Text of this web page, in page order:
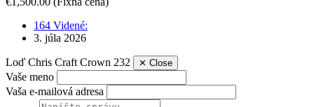
164 Videné:
3. júla 2026
Loď Chris Craft Crown 232 ✕ Close
Vaše meno
Vaša e-mailová adresa